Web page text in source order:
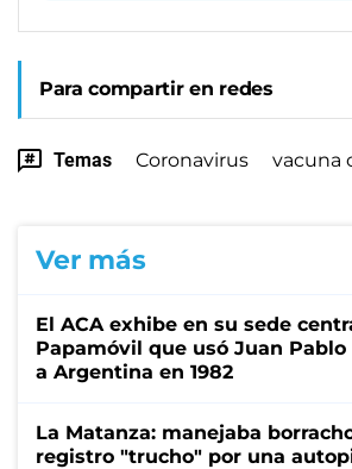
Para compartir en redes
Temas Coronavirus vacuna
Ver más
El ACA exhibe en su sede
Papamóvil que usó Juan
a Argentina en 1982
La Matanza: manejaba
registro "trucho" por una